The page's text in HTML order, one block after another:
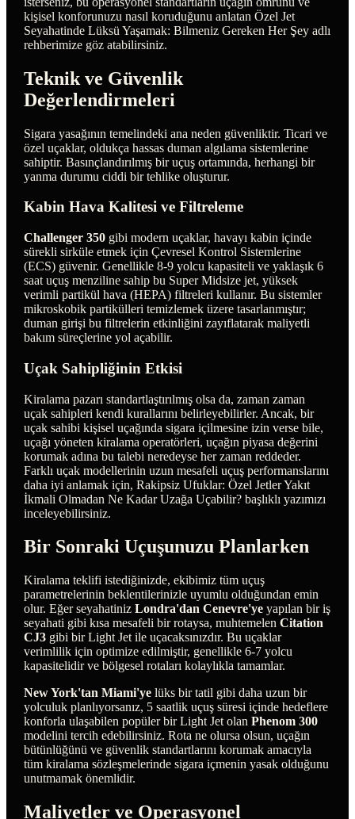
kişisel konforunuzu nasıl koruduğunu anlatan Özel Jet
Seyahatinde Lüksü Yaşamak: Bilmeniz Gereken Her Şey adlı
rehberimize göz atabilirsiniz.
Teknik ve Güvenlik
Değerlendirmeleri
Sigara yasağının temelindeki ana neden güvenliktir. Ticari ve
özel uçaklar, oldukça hassas duman algılama sistemlerine
sahiptir. Basınçlandırılmış bir uçuş ortamında, herhangi bir
yanma durumu ciddi bir tehlike oluşturur.
Kabin Hava Kalitesi ve Filtreleme
Challenger 350 gibi modern uçaklar, havayı kabin içinde
sürekli sirküle etmek için Çevresel Kontrol Sistemlerine
(ECS) güvenir. Genellikle 8-9 yolcu kapasiteli ve yaklaşık 6
saat uçuş menziline sahip bu Super Midsize jet, yüksek
verimli partikül hava (HEPA) filtreleri kullanır. Bu sistemler
mikroskobik partikülleri temizlemek üzere tasarlanmıştır;
duman girişi bu filtrelerin etkinliğini zayıflatarak maliyetli
bakım süreçlerine yol açabilir.
Uçak Sahipliğinin Etkisi
Kiralama pazarı standartlaştırılmış olsa da, zaman zaman
uçak sahipleri kendi kurallarını belirleyebilirler. Ancak, bir
uçak sahibi kişisel uçağında sigara içilmesine izin verse bile,
uçağı yöneten kiralama operatörleri, uçağın piyasa değerini
korumak adına bu talebi neredeyse her zaman reddeder.
Farklı uçak modellerinin uzun mesafeli uçuş performanslarını
daha iyi anlamak için, Rakipsiz Ufuklar: Özel Jetler Yakıt
İkmali Olmadan Ne Kadar Uzağa Uçabilir? başlıklı yazımızı
inceleyebilirsiniz.
Bir Sonraki Uçuşunuzu Planlarken
Kiralama teklifi istediğinizde, ekibimiz tüm uçuş
parametrelerinin beklentilerinizle uyumlu olduğundan emin
olur. Eğer seyahatinizLondra'dan Cenevre'ye yapılan bir iş
seyahati gibi kısa mesafeli bir rotaysa, muhtemelenCitation
CJ3 gibi bir Light Jet ile uçacaksınızdır. Bu uçaklar
verimlilik için optimize edilmiştir, genellikle 6-7 yolcu
kapasitelidir ve bölgesel rotaları kolaylıkla tamamlar.
New York'tan Miami'ye lüks bir tatil gibi daha uzun bir
yolculuk planlıyorsanız, 5 saatlik uçuş süresi içinde hedeflere
konforla ulaşabilen popüler bir Light Jet olanPhenom 300
modelini tercih edebilirsiniz. Rota ne olursa olsun, uçağın
bütünlüğünü ve güvenlik standartlarını korumak amacıyla
tüm kiralama sözleşmelerinde sigara içmenin yasak olduğunu
unutmamak önemlidir.
Maliyetler ve Operasyonel